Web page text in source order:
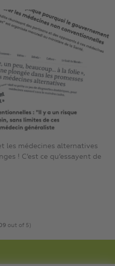
les médecines alternatives
! C’est ce qu’essayent de
out of 5)